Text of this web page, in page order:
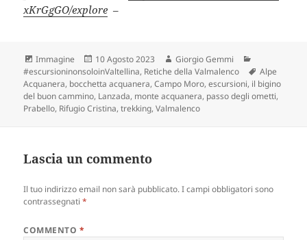
xKrGgGO/explore –
Formato
Immagine
Scritto
il
10 Agosto 2023 Autore
Giorgio Gemmi
#escursioninonsoloinValtellina, Retiche della Valmalenco Tag
Alpe
Acquanera, bocchetta acquanera,Campo Moro,escursioni, il bigino
del buon cammino, Lanzada, monte acquanera, passo degli ometti,
Prabello, Rifugio Cristina,trekking,Valmalenco
Lascia un commento
Il tuo indirizzo email non sarà pubblicato. I campi obbligatori sono
contrassegnati*
COMMENTO *